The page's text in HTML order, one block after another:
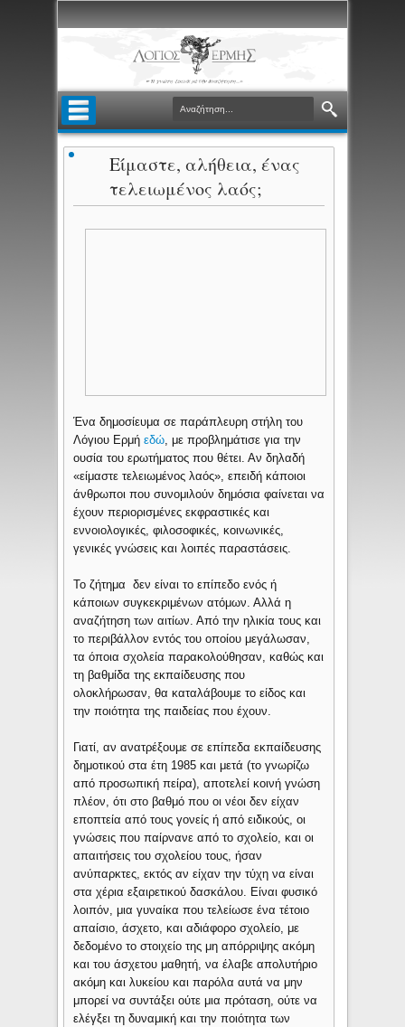
Είμαστε, αλήθεια, ένας
τελειωμένος λαός;
Ένα δημοσίευμα σε παράπλευρη στήλη του
Λόγιου Ερμήεδώ, με προβλημάτισε για την
ουσία του ερωτήματος που θέτει. Αν δηλαδή
«είμαστε τελειωμένος λαός», επειδή κάποιοι
άνθρωποι που συνομιλούν δημόσια φαίνεται να
έχουν περιορισμένες εκφραστικές και
εννοιολογικές, φιλοσοφικές, κοινωνικές,
γενικές γνώσεις και λοιπές παραστάσεις.
Το ζήτημα δεν είναι το επίπεδο ενός ή
κάποιων συγκεκριμένων ατόμων. Αλλά η
αναζήτηση των αιτίων. Από την ηλικία τους και
το περιβάλλον εντός του οποίου μεγάλωσαν,
τα όποια σχολεία παρακολούθησαν, καθώς και
τη βαθμίδα της εκπαίδευσης που
ολοκλήρωσαν, θα καταλάβουμε το είδος και
την ποιότητα της παιδείας που έχουν.
Γιατί, αν ανατρέξουμε σε επίπεδα εκπαίδευσης
δημοτικού στα έτη 1985 και μετά (το γνωρίζω
από προσωπική πείρα), αποτελεί κοινή γνώση
πλέον, ότι στο βαθμό που οι νέοι δεν είχαν
εποπτεία από τους γονείς ή από ειδικούς, οι
γνώσεις που παίρνανε από το σχολείο, και οι
απαιτήσεις του σχολείου τους, ήσαν
ανύπαρκτες, εκτός αν είχαν την τύχη να είναι
στα χέρια εξαιρετικού δασκάλου. Είναι φυσικό
λοιπόν, μια γυναίκα που τελείωσε ένα τέτοιο
απαίσιο, άσχετο, και αδιάφορο σχολείο, με
δεδομένο το στοιχείο της μη απόρριψης ακόμη
και του άσχετου μαθητή, να έλαβε απολυτήριο
ακόμη και λυκείου και παρόλα αυτά να μην
μπορεί να συντάξει ούτε μια πρόταση, ούτε να
ελέγξει τη δυναμική και την ποιότητα των